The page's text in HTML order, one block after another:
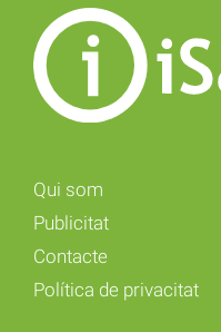
Qui som
Publicitat
Contacte
Política de privacitat